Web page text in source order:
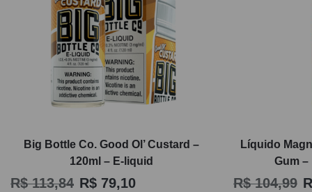
Big Bottle Co. Good Ol’ Custard –
120ml – E-liquid
R$113,84 R$ 79,10
Líquido
Gum
R$104,99